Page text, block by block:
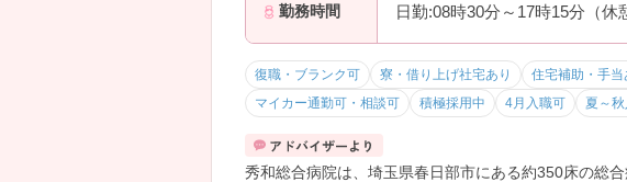
勤務時間 日勤:08時30分～17時15分（休
復職・ブランク可 寮・借り上げ社宅あり 住宅補助・手当
マイカー通勤可・相談可
積極採用中 4月入職可 夏～
秀和総合病院は、埼玉県春日部市にある約350床の総